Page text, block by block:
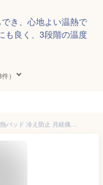
き、心地よい温熱で
も良く、3段階の温度
）
電熱腹部ベルト 生理痛対策 温熱ベルト 腹部加熱パッド 冷え防止 月経痛緩和 腰痛ケア 大事な日 妊娠中ケア 体温調整 快適サポート 生理痛軽減 冷え症対策 ヒーター付き 妊婦用 健康サポート